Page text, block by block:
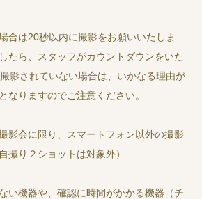
合は20秒以内に撮影をお願いいたしま
たら、スタッフがカウントダウンをいた
影されていない場合は、いかなる理由が
なりますのでご注意ください。
影会に限り、スマートフォン以外の撮影
撮り２ショットは対象外）
い機器や、確認に時間がかかる機器（チ